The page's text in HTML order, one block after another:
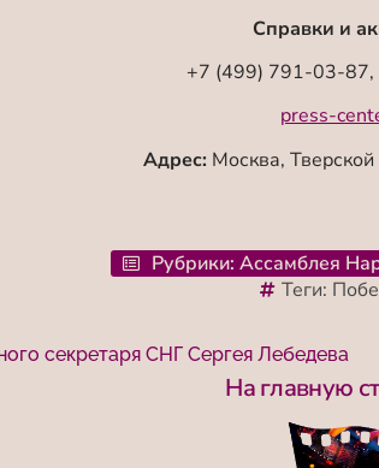
Справки и
+7 (499) 791-03-
press-
Адрес: Москва,
Рубрики: Ассамблея
Теги:
секретаря СНГ Сергея Лебедева
На главную